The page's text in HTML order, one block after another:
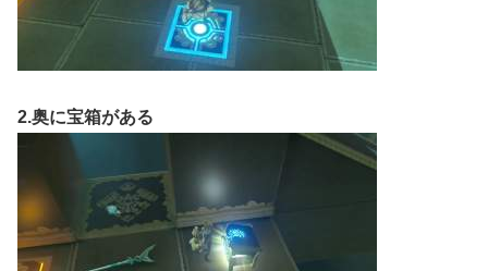
2.奥に宝箱がある